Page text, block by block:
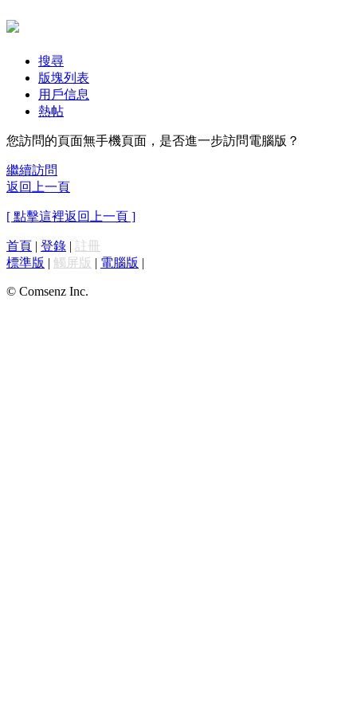
搜尋
版塊列表
用戶信息
熱帖
您訪問的頁面無手機頁面，是否進一步訪問電腦版？
繼續訪問
返回上一頁
[ 點擊這裡返回上一頁 ]
首頁 | 登錄 | 註冊
標準版 | 觸屏版 | 電腦版 |
© Comsenz Inc.